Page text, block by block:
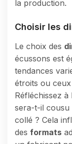
la production.
Choisir les
Le choix des
écussons est
tendances
étroits ou
Réfléchissez à
sera-t-il cousu
collé ? Cela
des formats